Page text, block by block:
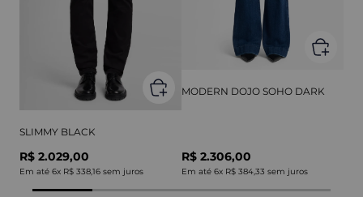
SLIMMY BLACK
R$ 2.029,00
Em até 6x R$ 338,16 sem juros
MODERN DOJO SOHO DARK
R$ 2.306,00
Em até 6x R$ 384,33 sem juros